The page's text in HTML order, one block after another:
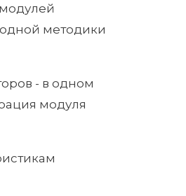
одной методики
- в одном
модуля